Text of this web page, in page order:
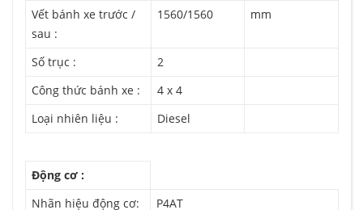
Vết bánh xe trước /
sau :
1560/1560 mm
Số trục :
2
Công thức bánh xe :
4 x 4
Loại nhiên liệu :
Diesel
Động cơ :
Nhãn hiệu động cơ:
P4AT